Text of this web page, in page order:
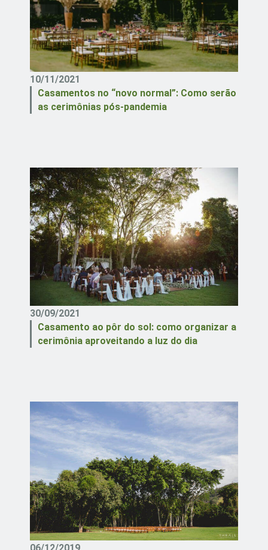
10/11/2021
Casamentos no “novo normal”: Como serão
as cerimônias pós-pandemia
30/09/2021
Casamento ao pôr do sol: como organizar a
cerimônia aproveitando a luz do dia